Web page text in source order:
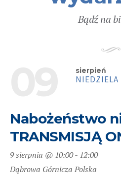
Bądź na
sierpień
NIEDZIELA
Nabożeństwo
TRANSMISJĄ
9 sierpnia @ 10:00- 12:00
Dąbrowa Górnicza Polska